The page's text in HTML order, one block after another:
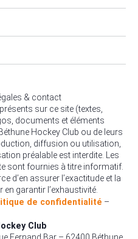
& contact
sur ce site (textes,
documents et éléments
Hockey Club ou de leurs
diffusion ou utilisation,
préalable est interdite. Les
sont fournies à titre informatif.
d’en assurer l’exactitude et la
garantir l’exhaustivité.
de confidentialité –
Club